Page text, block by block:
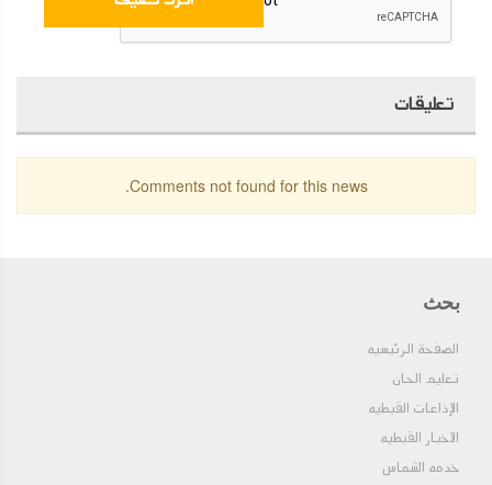
تعليقات
Comments not found for this news.
بحث
الصفحة الرئيسيه
تعليم الحان
الإذاعات القبطيه
الاخبار القبطيه
خدمه الشماس